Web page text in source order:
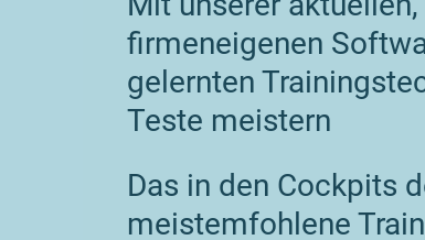
firmeneigenen
gelernten
Teste meistern
Das in den Cockpits
meistemfohlene